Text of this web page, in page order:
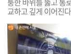
교하고 깊게 이어진